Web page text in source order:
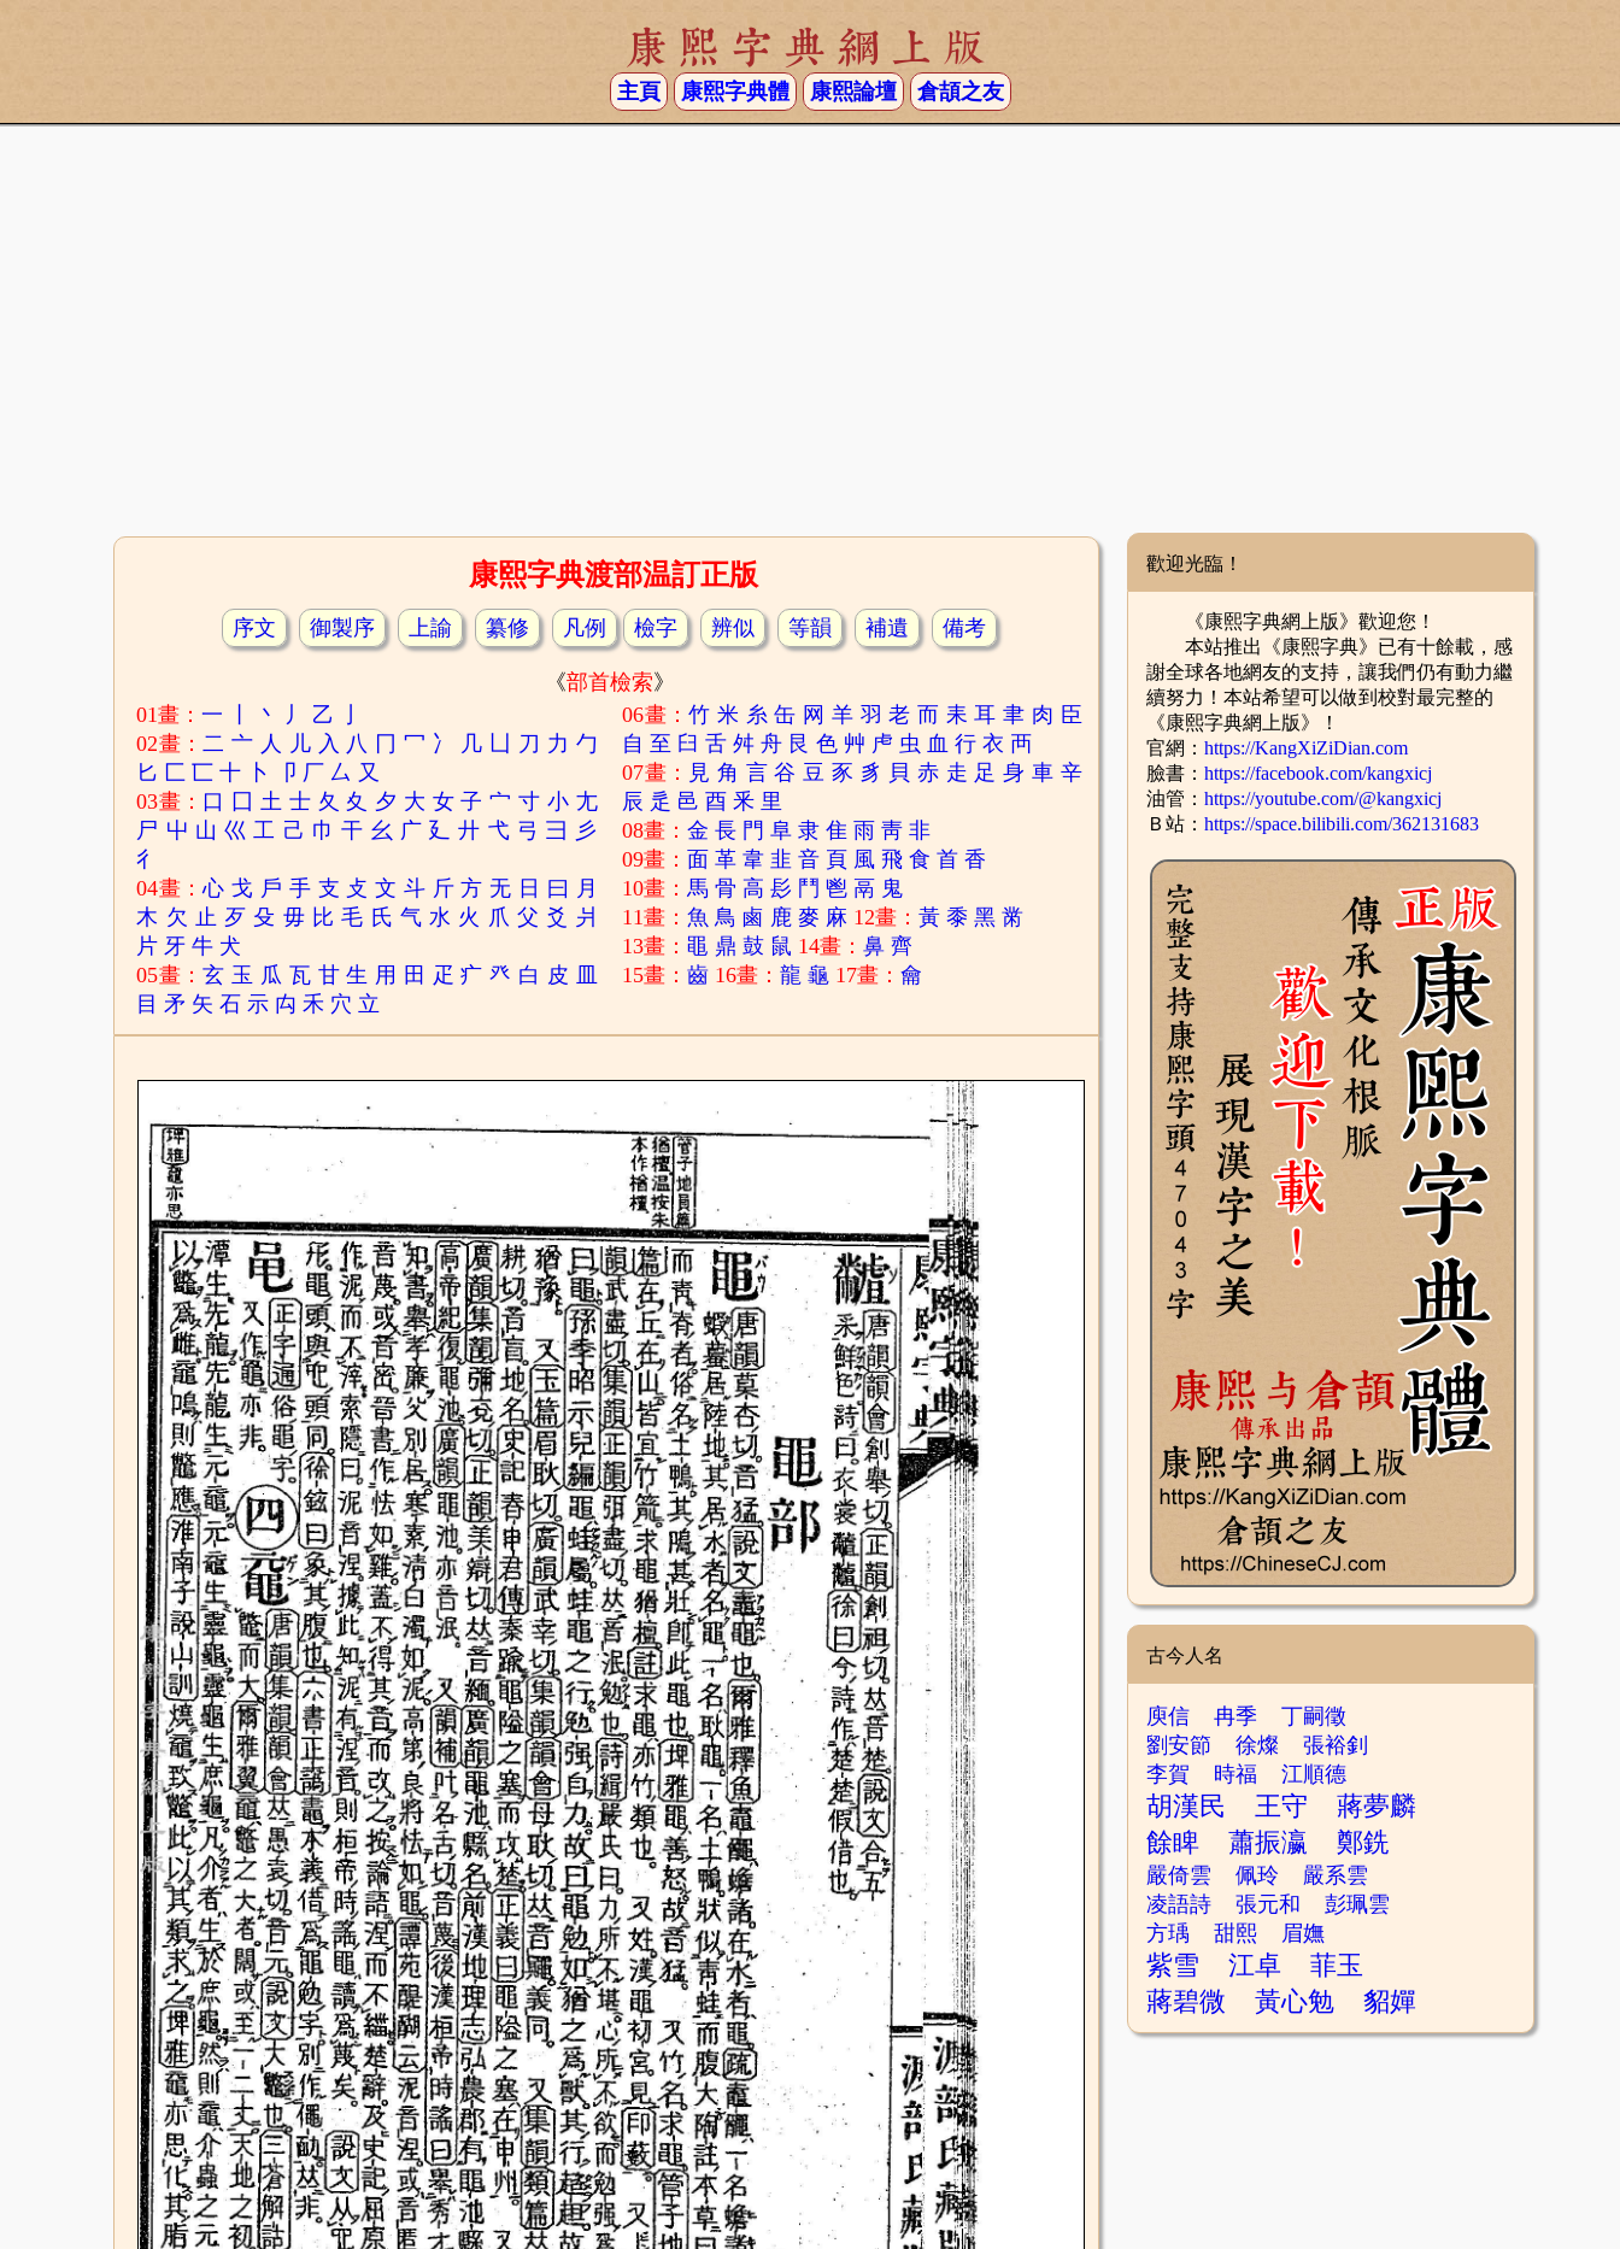
康熙字典網上版
主頁 康熙字典體 康熙論壇 倉頡之友
康熙字典渡部温訂正版
序文 御製序 上諭 纂修 凡例 檢字 辨似 等韻 補遺 備考
《部首檢索》
01畫：一 丶 丿 乙
02畫：二 亠 人 儿 入 八 冂 冖 冫 几 凵 刀 力 勹
匕 匚 匸 十 卜 卩 厂 厶 又
03畫： 口 囗 土 士 夂 夊 夕 大 女 子 宀 寸 小 尢
尸 屮 山 巛 工 己 巾 干 幺 广 廴 廾 弋 弓 彐 彡
彳
04畫：心 戈 戶 手 支 攴 文 斗 斤 方 无 日 曰 月
木 欠 止 歹 殳 毋 比 毛 氏 气 水 火 爪 父 爻 爿
片 牙 牛 犬
05畫：玄 玉 瓜 瓦 甘 生 用 田 疋 疒 癶 白 皮
目 矛 矢 石 示 禸 禾 穴 立
06畫：竹 米 糸 缶 网 羊 羽 老 而 耒 耳 聿 肉 臣
自 至 臼 舌 舛 舟 艮 色 艸 虍 虫 血 行 衣 襾
07畫： 見 角 言 谷 豆 豕 豸 貝 赤 走 足 身 車 辛
辰 辵 邑 酉 釆 里
08畫：金 長 門 阜 隶 隹 雨 靑 非
09畫： 面 革 韋 韭 音 頁 風 飛 食 首 香
10畫：馬 骨 高 髟 鬥 鬯 鬲 鬼
11畫：魚 鳥 鹵 鹿 麥 麻 12畫：黃 黍 黑 黹
13畫：黽 鼎 鼓 鼠 14畫：鼻 齊
15畫：齒 16畫：龍 龜 17畫：龠
歡迎光臨！
《康熙字典網上版》歡迎您！
本站推出《康熙字典》已有十餘載，感
謝全球各地網友的支持，讓我們仍有動力繼
續努力！本站希望可以做到校對最完整的
《康熙字典網上版》！
官網： https://KangXiZiDian.com
臉書： https://facebook.com/kangxicj
油管： https://youtube.com/@kangxicj
Ｂ站： https://space.bilibili.com/362131683
古今人名
庾信 冉季
丁嗣徵
劉安節
徐燦
張裕釗
李賀
時福 江順德
胡漢民 王守
蔣夢麟
餘睥
蕭振瀛 鄭銑
嚴倚雲 佩玲
嚴系雲
凌語詩
張元和
彭珮雲
方瑀
甜熙 眉嫵
紫雪 江卓
菲玉
蔣碧微
黃心勉 貂嬋